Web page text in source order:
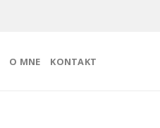
O MNE KONTAKT